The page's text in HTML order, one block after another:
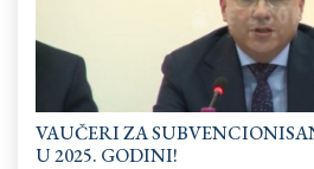
VAUČERI ZA
U 2025. GODINI!